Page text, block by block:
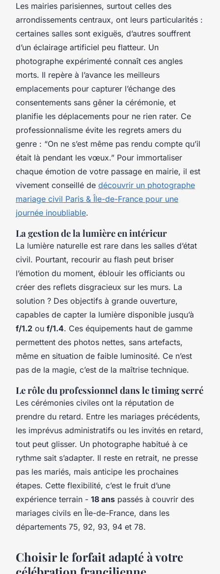
Les mairies parisiennes, surtout celles des
arrondissements centraux, ont leurs particularités :
certaines salles sont exiguës, d’autres souffrent
d’un éclairage artificiel peu flatteur. Un
photographe expérimenté connaît ces angles
morts. Il repère à l’avance les meilleurs
emplacements pour capturer l’échange des
consentements sans gêner la cérémonie, et
planifie les déplacements pour ne rien rater. Ce
professionnalisme évite les regrets amers du
genre : “On ne s’est même pas rendu compte qu’il
était là pendant les vœux.” Pour immortaliser
chaque émotion de votre passage en mairie, il est
vivement conseillé de découvrir un photographe
mariage civil Paris & Île-de-France pour une
journée inoubliable.
La gestion de la lumière en intérieur
La lumière naturelle est rare dans les salles d’état
civil. Pourtant, recourir au flash peut briser
l’émotion du moment, éblouir les officiants ou
créer des reflets disgracieux sur les murs. La
solution ? Des objectifs à grande ouverture,
capables de capter la lumière disponible jusqu’à
f/1.2 ou f/1.4. Ces équipements haut de gamme
permettent des photos nettes, sans artefacts,
même en situation de faible luminosité. Ce n’est
pas de la magie, c’est de la maîtrise technique.
Le rôle du professionnel dans le timing serré
Les cérémonies civiles ont la réputation de
prendre du retard. Entre les mariages précédents,
les imprévus administratifs ou les invités en retard,
tout peut glisser. Un photographe habitué à ce
rythme sait s’adapter. Il reste en retrait, ne presse
pas les mariés, mais anticipe les prochaines
étapes. Cette flexibilité, c’est le fruit d’une
expérience terrain - 18 ans passés à couvrir des
mariages civils en Île-de-France, dans les
départements 75, 92, 93, 94 et 78.
Choisir le forfait adapté à votre